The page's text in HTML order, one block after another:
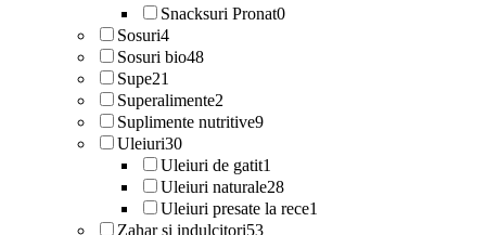
Snacksuri Pronat0
Sosuri4
Sosuri bio48
Supe21
Superalimente2
Suplimente nutritive9
Uleiuri30
Uleiuri de gatit1
Uleiuri naturale28
Uleiuri presate la rece1
Zahar si indulcitori53